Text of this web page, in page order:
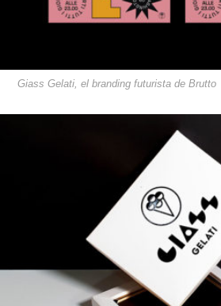
Giass Gelati, el branding futurista de Brutto